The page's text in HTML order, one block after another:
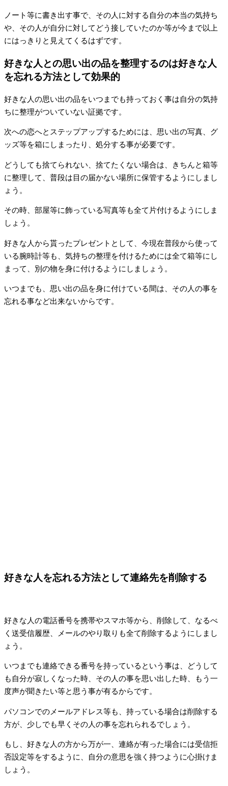
ノート等に書き出す事で、その人に対する自分の本当の気持ち
や、その人が自分に対してどう接していたのか等が今まで以上
にはっきりと見えてくるはずです。
好きな人との思い出の品を整理するのは好きな人
を忘れる方法として効果的
好きな人の思い出の品をいつまでも持っておく事は自分の気持
ちに整理がついていない証拠です。
次への恋へとステップアップするためには、思い出の写真、グ
ッズ等を箱にしまったり、処分する事が必要です。
どうしても捨てられない、捨てたくない場合は、きちんと箱等
に整理して、普段は目の届かない場所に保管するようにしまし
ょう。
その時、部屋等に飾っている写真等も全て片付けるようにしま
しょう。
好きな人から貰ったプレゼントとして、今現在普段から使って
いる腕時計等も、気持ちの整理を付けるためには全て箱等にし
まって、別の物を身に付けるようにしましょう。
いつまでも、思い出の品を身に付けている間は、その人の事を
忘れる事など出来ないからです。
好きな人を忘れる方法として連絡先を削除する
好きな人の電話番号を携帯やスマホ等から、削除して、なるべ
く送受信履歴、メールのやり取りも全て削除するようにしまし
ょう。
いつまでも連絡できる番号を持っているという事は、どうして
も自分が寂しくなった時、その人の事を思い出した時、もう一
度声が聞きたい等と思う事が有るからです。
パソコンでのメールアドレス等も、持っている場合は削除する
方が、少しでも早くその人の事を忘れられるでしょう。
もし、好きな人の方から万が一、連絡が有った場合には受信拒
否設定等をするように、自分の意思を強く持つように心掛けま
しょう。